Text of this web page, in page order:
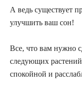
А ведь существует
улучшить ваш сон!
Все, что вам нужно
следующих
спокойной и